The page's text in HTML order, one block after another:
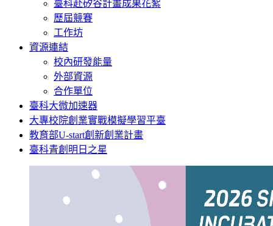
臺科赴矽谷計畫成果花絮
歷屆競賽
工作坊
資源連結
校內研發能量
外部資源
合作單位
臺科大微加速器
大專校院創業實戰模擬學習平臺
教育部U-start創新創業計畫
臺科青創明日之星